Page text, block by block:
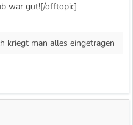
war gut![/offtopic]
kriegt man alles eingetragen